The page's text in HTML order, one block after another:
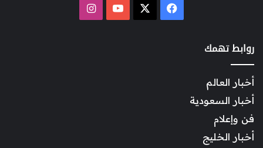
فيسبوك ‫YouTubeانستقرام
روابط تهمك
أخبار العالم
أخبار السعودية
فن وإعلام
أخبار الخليج